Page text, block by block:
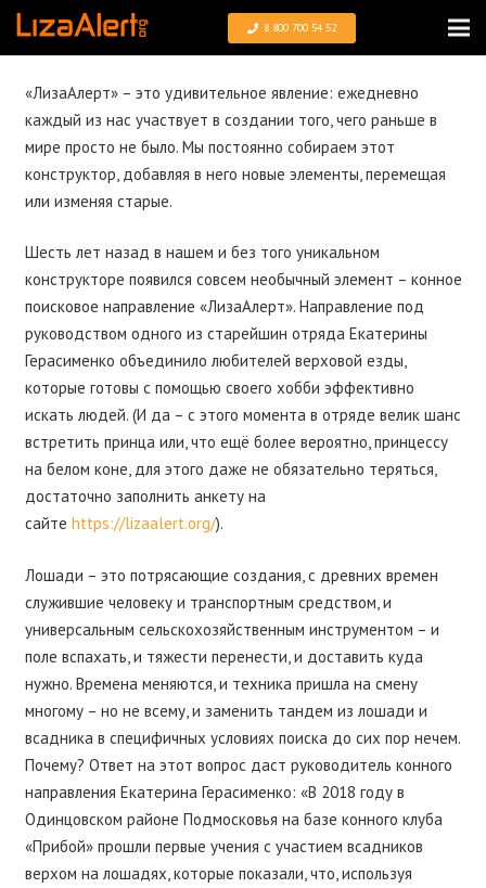
8 800 700 54 52
«ЛизаАлерт» – это удивительное явление: ежедневно
каждый из нас участвует в создании того, чего раньше в
мире просто не было. Мы постоянно собираем этот
конструктор, добавляя в него новые элементы, перемещая
или изменяя старые.
Шесть лет назад в нашем и без того уникальном
конструкторе появился совсем необычный элемент – конное
поисковое направление «ЛизаАлерт». Направление под
руководством одного из старейшин отряда Екатерины
Герасименко объединило любителей верховой езды,
которые готовы с помощью своего хобби эффективно
искать людей. (И да – с этого момента в отряде велик шанс
встретить принца или, что ещё более вероятно, принцессу
на белом коне, для этого даже не обязательно теряться,
достаточно заполнить анкету на
сайте https://lizaalert.org/).
Лошади – это потрясающие создания, с древних времен
служившие человеку и транспортным средством, и
универсальным сельскохозяйственным инструментом – и
поле вспахать, и тяжести перенести, и доставить куда
нужно. Времена меняются, и техника пришла на смену
многому – но не всему, и заменить тандем из лошади и
всадника в специфичных условиях поиска до сих пор нечем.
Почему? Ответ на этот вопрос даст руководитель конного
направления Екатерина Герасименко: «В 2018 году в
Одинцовском районе Подмосковья на базе конного клуба
«Прибой» прошли первые учения с участием всадников
верхом на лошадях, которые показали, что, используя